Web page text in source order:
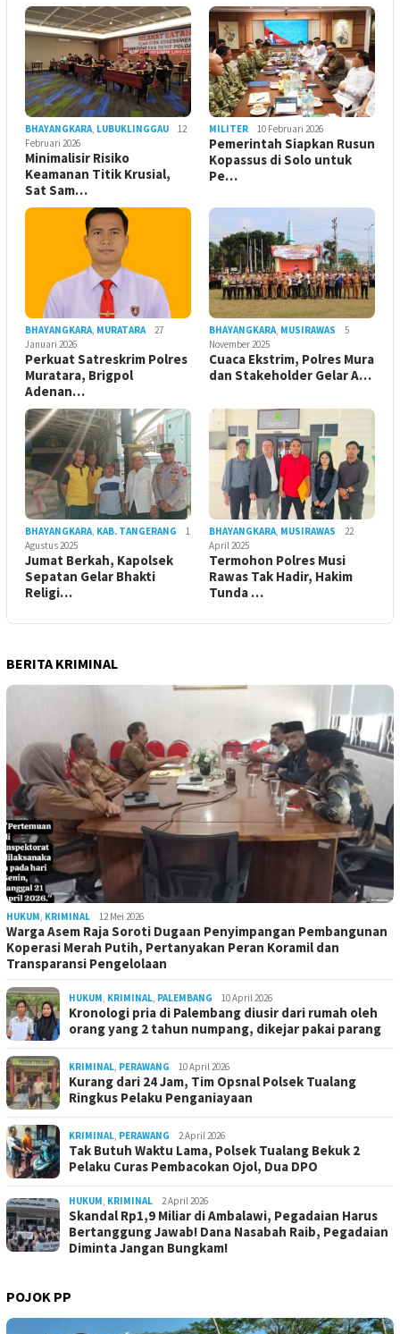
BHAYANGKARA, LUBUKLINGGAU
12
Februari 2026
Minimalisir Risiko
Keamanan Titik Krusial,
Sat Sam…
MILITER 10 Februari 2026
Pemerintah Siapkan Rusun
Kopassus di Solo untuk
Pe…
BHAYANGKARA, MURATARA
27
Januari 2026
Perkuat Satreskrim Polres
Muratara, Brigpol
Adenan…
BHAYANGKARA, MUSIRAWAS
5
November 2025
Cuaca Ekstrim, Polres Mura
dan Stakeholder Gelar A…
BHAYANGKARA, KAB. TANGERANG
1
Agustus 2025
Jumat Berkah, Kapolsek
Sepatan Gelar Bhakti
Religi…
BHAYANGKARA, MUSIRAWAS
22
April 2025
Termohon Polres Musi
Rawas Tak Hadir, Hakim
Tunda …
BERITA KRIMINAL
HUKUM, KRIMINAL 12 Mei 2026
Warga Asem Raja Soroti Dugaan Penyimpangan Pembangunan
Koperasi Merah Putih, Pertanyakan Peran Koramil dan
Transparansi Pengelolaan
HUKUM, KRIMINAL, PALEMBANG 10 April 2026
Kronologi pria di Palembang diusir dari rumah oleh
orang yang 2 tahun numpang, dikejar pakai parang
KRIMINAL, PERAWANG 10 April 2026
Kurang dari 24 Jam, Tim Opsnal Polsek Tualang
Ringkus Pelaku Penganiayaan
KRIMINAL, PERAWANG 2 April 2026
Tak Butuh Waktu Lama, Polsek Tualang Bekuk 2
Pelaku Curas Pembacokan Ojol, Dua DPO
HUKUM, KRIMINAL 2 April 2026
Skandal Rp1,9 Miliar di Ambalawi, Pegadaian Harus
Bertanggung Jawab! Dana Nasabah Raib, Pegadaian
Diminta Jangan Bungkam!
POJOK PP